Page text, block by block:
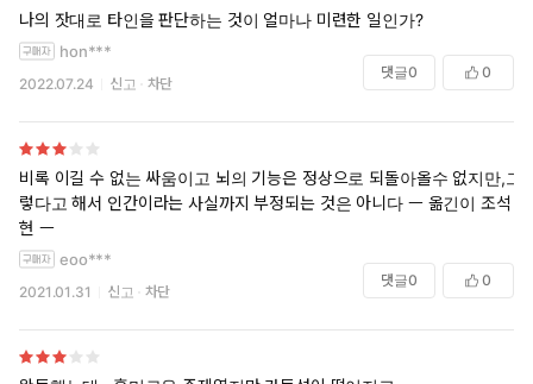
로 여기는 일이었다. 교사는 아름답고 순수한 뒤처진 이들을 사랑하고, 그
아내를 모자로 착각한 남자 | 올리버 색스, 조석현, 이정호 저
읽기 #독서스타그램 #책스타그램
나의 잣대로 타인을 판단하는 것이 얼마나 미련한 일인가?
hon***
2022.07.24 신고 차단
댓글0 0
비록 이길 수 없는 싸움이고 뇌의 기능은 정상으로 되돌아올수 없지만,그
렇다고 해서 인간이라는 사실까지 부정되는 것은 아니다 ㅡ 옮긴이 조석
현 ㅡ
eoo***
2021.01.31 신고 차단
댓글0 0